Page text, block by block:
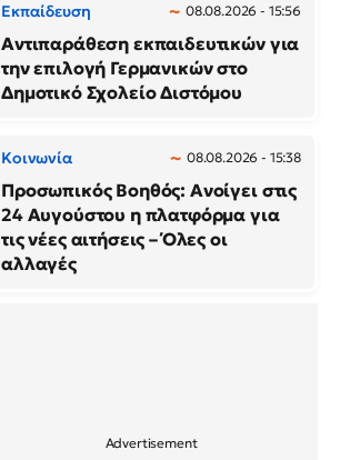
Εκπαίδευση 08.08.2026 - 15:56
Αντιπαράθεση εκπαιδευτικών για
την επιλογή Γερμανικών στο
Δημοτικό Σχολείο Διστόμου
Κοινωνία 08.08.2026 - 15:38
Προσωπικός Βοηθός: Ανοίγει στις
24 Αυγούστου η πλατφόρμα για
τις νέες αιτήσεις – Όλες οι
αλλαγές